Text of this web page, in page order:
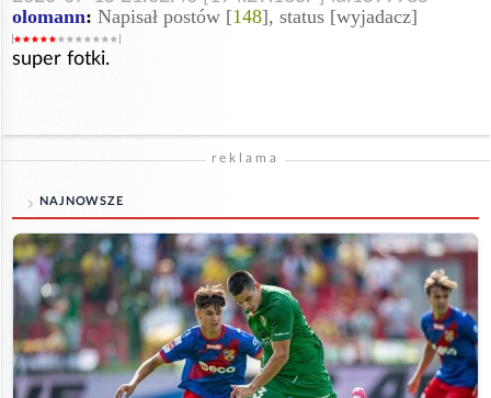
olomann: Napisał postów [148], status [wyjadacz]
super fotki.
reklama
NAJNOWSZE